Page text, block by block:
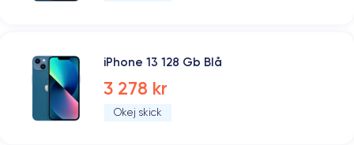
iPhone 13 128 Gb Blå
3 278 kr
Okej skick